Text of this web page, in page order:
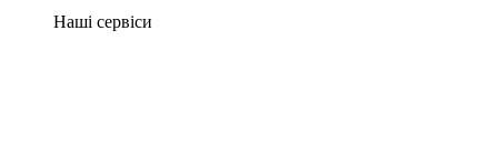
Наші сервіси